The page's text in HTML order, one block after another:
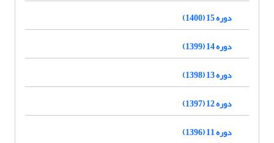
دوره 15 (1400)
دوره 14 (1399)
دوره 13 (1398)
دوره 12 (1397)
دوره 11 (1396)